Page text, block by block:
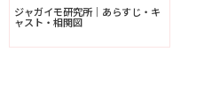
ジャガイモ研究所｜あらすじ・キ
ャスト・相関図